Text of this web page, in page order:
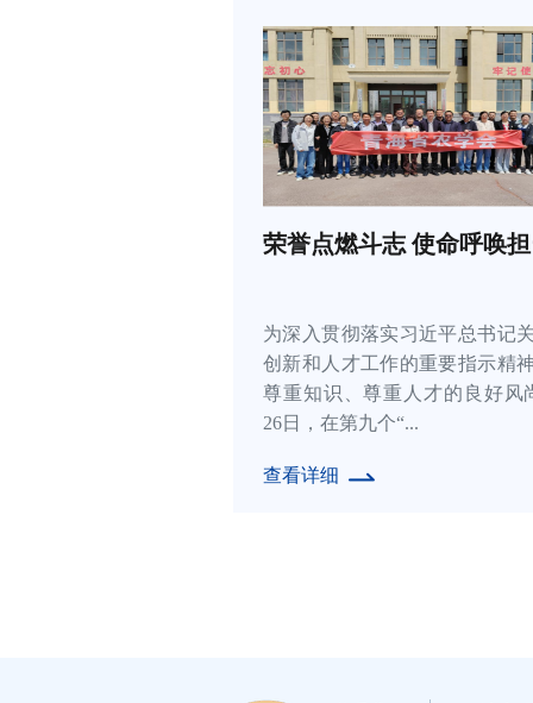
高原深处“孺子牛”
本报记者 丁玉梅青海省玉树
州，平均海拔4200米以上，含
平原的60%。在这里待上三
上“坚守”...
查看详细